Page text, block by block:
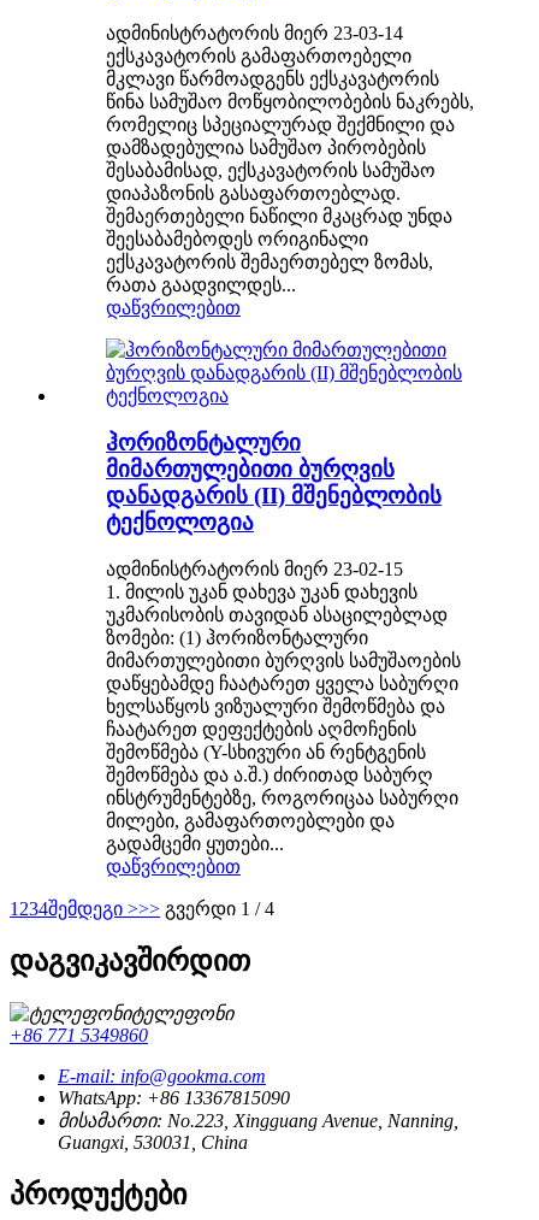
ადმინისტრატორის მიერ 23-03-14
ექსკავატორის გამაფართოებელი
მკლავი წარმოადგენს ექსკავატორის
წინა სამუშაო მოწყობილობების ნაკრებს,
რომელიც სპეციალურად შექმნილი და
დამზადებულია სამუშაო პირობების
შესაბამისად, ექსკავატორის სამუშაო
დიაპაზონის გასაფართოებლად.
შემაერთებელი ნაწილი მკაცრად უნდა
შეესაბამებოდეს ორიგინალი
ექსკავატორის შემაერთებელ ზომას,
რათა გაადვილდეს...
დაწვრილებით
ჰორიზონტალური
მიმართულებითი ბურღვის
დანადგარის (II) მშენებლობის
ტექნოლოგია
ადმინისტრატორის მიერ 23-02-15
1. მილის უკან დახევა უკან დახევის
უკმარისობის თავიდან ასაცილებლად
ზომები: (1) ჰორიზონტალური
მიმართულებითი ბურღვის სამუშაოების
დაწყებამდე ჩაატარეთ ყველა საბურღი
ხელსაწყოს ვიზუალური შემოწმება და
ჩაატარეთ დეფექტების აღმოჩენის
შემოწმება (Y-სხივური ან რენტგენის
შემოწმება და ა.შ.) ძირითად საბურღ
ინსტრუმენტებზე, როგორიცაა საბურღი
მილები, გამაფართოებლები და
გადამცემი ყუთები...
დაწვრილებით
1 234შემდეგი >>> გვერდი 1 / 4
დაგვიკავშირდით
ტელეფონი
+86 771 5349860
E-mail: info@gookma.com
WhatsApp: +86 13367815090
მისამართი: No.223, Xingguang Avenue, Nanning,
Guangxi, 530031, China
პროდუქტები